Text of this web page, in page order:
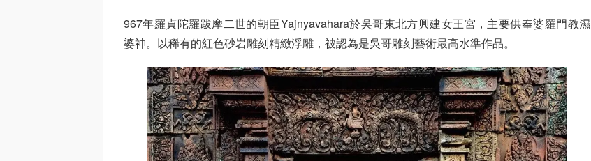
967年羅貞陀羅跋摩二世的朝臣Yajnyavahara於吳哥東北方興建女王宮，主要供奉婆羅門教濕
婆神。以稀有的紅色砂岩雕刻精緻浮雕，被認為是吳哥雕刻藝術最高水準作品。